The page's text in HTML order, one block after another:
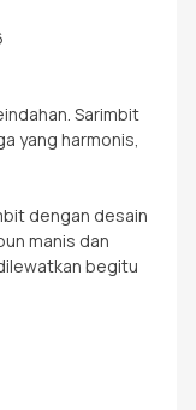
Sarimbit
yang harmonis,
dengan desain
manis dan
begitu